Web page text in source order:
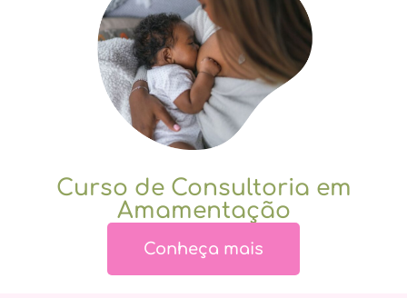
Curso de Consultoria em
Amamentação
Conheça mais